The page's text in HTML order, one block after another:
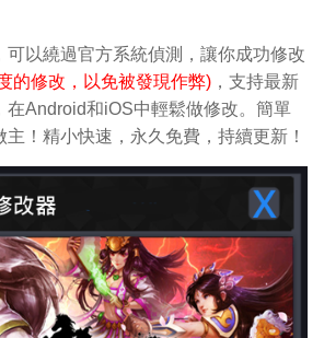
可以繞過官方系統偵測，讓你成功修改
的修改，以免被發現作弊) ，支持最新
在Android和iOS中輕鬆做修改。簡單
！精小快速，永久免費，持續更新！